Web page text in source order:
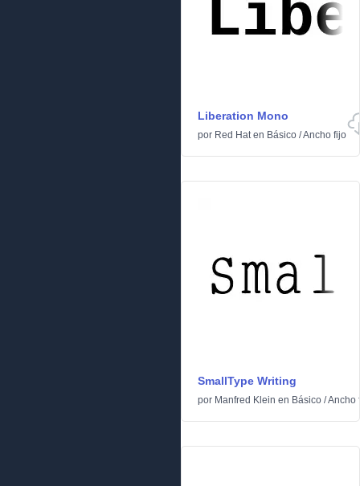
Liberation Mono
por Red Haten Básico /Ancho fijo
SmallType Writing
por Manfred Klein en Básico /Ancho